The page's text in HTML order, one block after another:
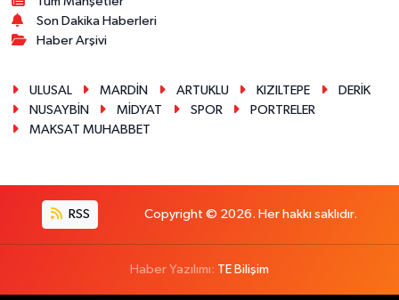
Son Dakika Haberleri
Haber Arşivi
ULUSAL MARDİN ARTUKLU KIZILTEPE
DERİK
NUSAYBİN
MİDYAT SPOR
PORTRELER
MAKSAT MUHABBET
RSS Copyright © 2026. Her hakkı saklıdır.
Haber Yazılımı: TE Bilişim